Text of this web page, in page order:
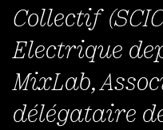
Collectif
Electrique
MixLab,
délégataire